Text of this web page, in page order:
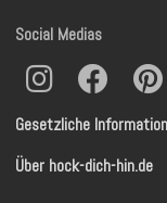
Gesetzliche
Über hock-dich-hin.de
Social Medias